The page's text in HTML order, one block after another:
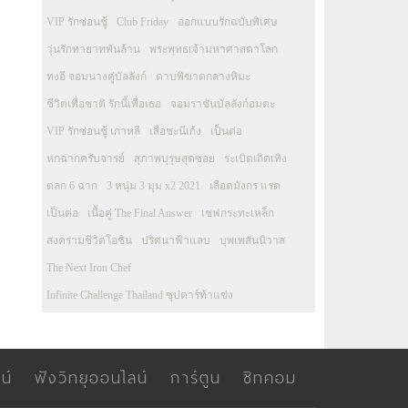
VIP รักซ่อนชู้ Club Friday ออกแบบรักฉบับพิเศษ
วุ่นรักทายาทพันล้าน พระพุทธเจ้ามหาศาสดาโลก
ทงอี จอมนางคู่บัลลังก์ ดาบพิฆาตกลางหิมะ
ชีวิตเพื่อชาติ รักนี้เพื่อเธอ จอมราชันบัลลังก์อมตะ
VIP รักซ่อนชู้ เกาหลี เสือชะนีเก้ง เป็นต่อ
หกฉากครับจารย์ สุภาพบุรุษสุดซอย ระเบิดเถิดเทิง
ตลก 6 ฉาก 3 หนุ่ม 3 มุม x2 2021 เลือดมังกร แรด
เป็นต่อ เนื้อคู่ The Final Answer เชฟกระทะเหล็ก
สงครามชีวิตโอชิน ปริศนาฟ้าแลบ บุพเพสันนิวาส
The Next Iron Chef
Infinite Challenge Thailand ซุปตาร์ท้าแข่ง
ฟังวิทยุออนไลน์ การ์ตูน ซิทคอม